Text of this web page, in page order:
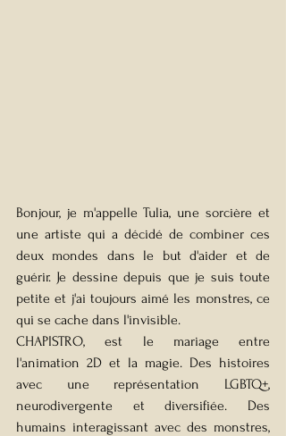
Bonjour, je m'appelle Tulia, une sorcière et
une artiste qui a décidé de combiner ces
deux mondes dans le but d'aider et de
guérir. Je dessine depuis que je suis toute
petite et j'ai toujours aimé les monstres, ce
qui se cache dans l'invisible.
CHAPISTRO, est le mariage entre
l'animation 2D et la magie. Des histoires
avec une représentation LGBTQ+,
neurodivergente et diversifiée. Des
humains interagissant avec des monstres,